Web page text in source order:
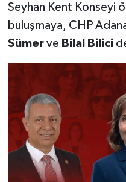
Seyhan Kent Konseyi
buluşmaya, CHP
Sümerve Bilal Bilici